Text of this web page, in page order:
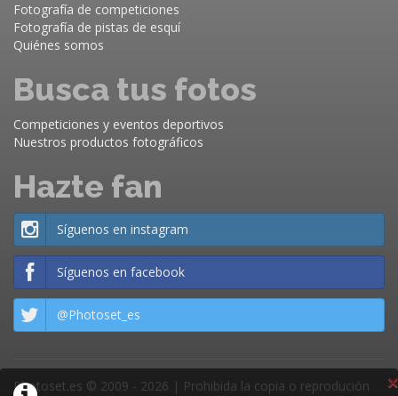
×
Fotografía de competiciones
Fotografía de pistas de esquí
Quiénes somos
Busca tus fotos
Competiciones y eventos deportivos
Nuestros productos fotográficos
Hazte fan
Síguenos en instagram
Síguenos en facebook
@Photoset_es
Photoset.es © 2009 - 2026 | Prohibida la copia o reprodución